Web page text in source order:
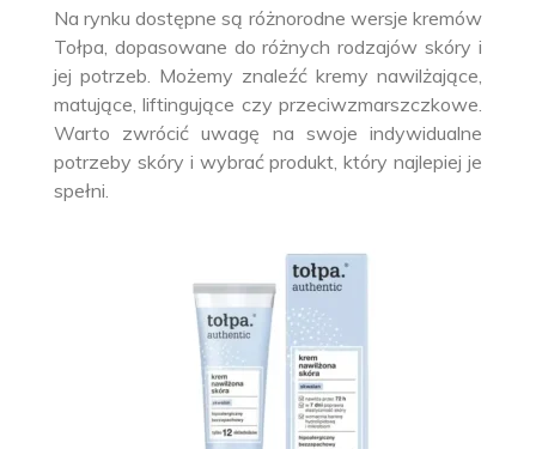
Na rynku dostępne są różnorodne wersje kremów
Tołpa, dopasowane do różnych rodzajów skóry i
jej potrzeb. Możemy znaleźć kremy nawilżające,
matujące, liftingujące czy przeciwzmarszczkowe.
Warto zwrócić uwagę na swoje indywidualne
potrzeby skóry i wybrać produkt, który najlepiej je
spełni.